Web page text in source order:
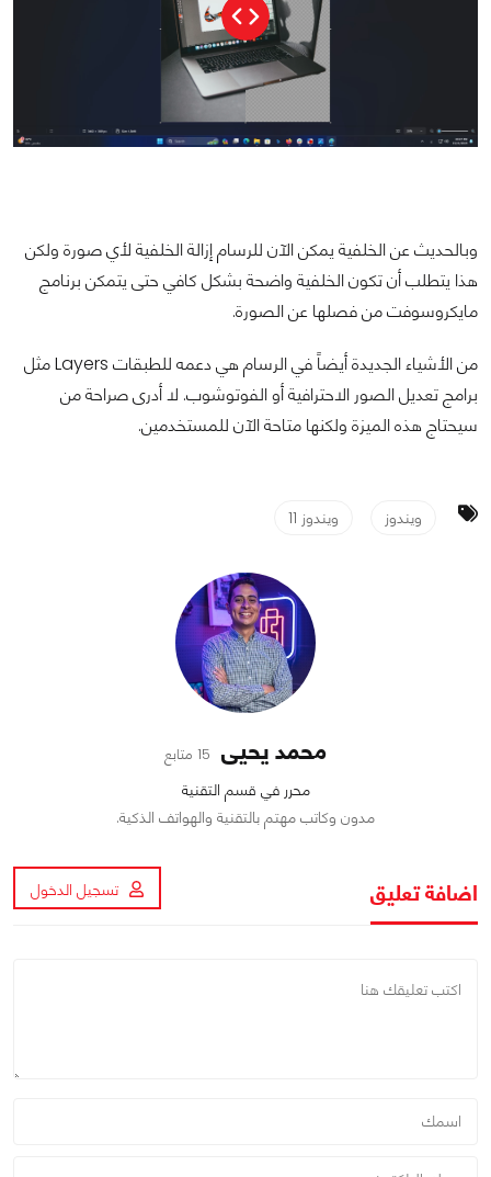
وبالحديث عن الخلفية يمكن الآن للرسام إزالة الخلفية لأي صورة ولكن
هذا يتطلب أن تكون الخلفية واضحة بشكل كافي حتى يتمكن برنامج
مايكروسوفت من فصلها عن الصورة.
من الأشياء الجديدة أيضاً في الرسام هي دعمه للطبقات Layers مثل
برامج تعديل الصور الاحترافية أو الفوتوشوب. لا أدرى صراحة من
سيحتاج هذه الميزة ولكنها متاحة الآن للمستخدمين.
ويندوز ويندوز 11
محمد يحيى 15 متابع
محرر في قسم التقنية
مدون وكاتب مهتم بالتقنية والهواتف الذكية.
اضافة تعليق تسجيل الدخول